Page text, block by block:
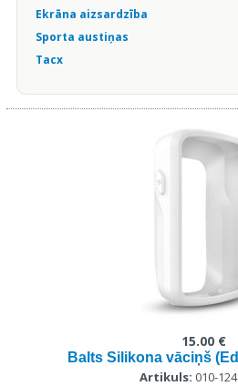
Ekrāna aizsardzība
Sporta austiņas
Tacx
Balts Silikona vāciņš
Artikuls: 010-
15.00 €